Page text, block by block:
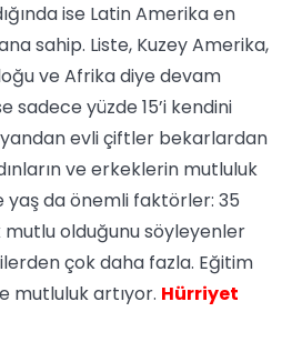
ise Latin Amerika en
sahip. Liste, Kuzey Amerika,
ve Afrika diye devam
sadece yüzde 15’i kendini
evli çiftler bekarlardan
ve erkeklerin mutluluk
yaş da önemli faktörler: 35
mutlu olduğunu söyleyenler
çok daha fazla. Eğitim
mutluluk artıyor. Hürriyet